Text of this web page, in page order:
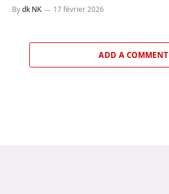
Bydk NK 17 février 2026
ADD A COMMENT